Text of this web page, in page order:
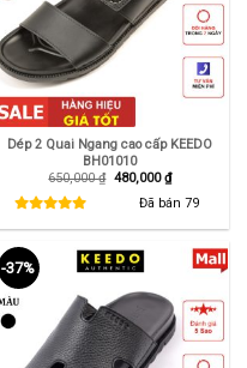
Dép 2 Quai Ngang cao cấp KEEDO
BH01010
650,000₫ Giá
480,000₫Giá
hiện
tại
Đã bán 79
-37%